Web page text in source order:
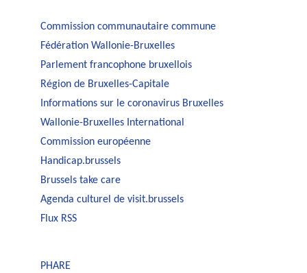
Commission communautaire commune
Fédération Wallonie-Bruxelles
Parlement francophone bruxellois
Région de Bruxelles-Capitale
Informations sur le coronavirus Bruxelles
Wallonie-Bruxelles International
Commission européenne
Handicap.brussels
Brussels take care
Agenda culturel de visit.brussels
Flux RSS
PHARE